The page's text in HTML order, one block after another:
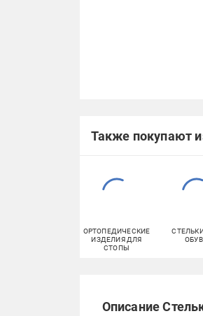
Также покупают
ОРТОПЕДИЧЕСКИЕ
ИЗДЕЛИЯ ДЛЯ
СТОПЫ
Описание